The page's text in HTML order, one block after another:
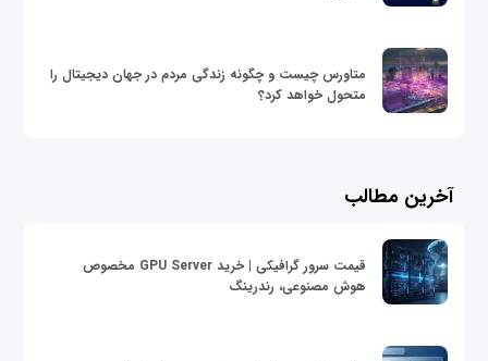
متاورس چیست و چگونه زندگی مردم در جهان دیجیتال را
متحول خواهد کرد؟
آخرین مطالب
قیمت سرور گرافیکی | خرید GPU Server مخصوص
هوش مصنوعی، رندرینگ